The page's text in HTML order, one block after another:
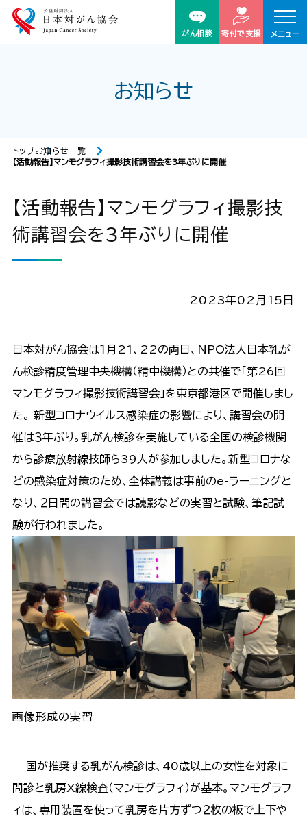
がん相談 寄付で支援 メニュー
お知らせ
トップお知らせ一覧
【活動報告】マンモグラフィ撮影技術講習会を3年ぶりに開催
【活動報告】マンモグラフィ撮影技
術講習会を3年ぶりに開催
2023年02月15日
日本対がん協会は１月21、22の両日、NPO法人日本乳が
ん検診精度管理中央機構（精中機構）との共催で「第26回
マンモグラフィ撮影技術講習会」を東京都港区で開催しまし
た。 新型コロナウイルス感染症の影響により、講習会の開
催は３年ぶり。乳がん検診を実施している全国の検診機関
から診療放射線技師ら39人が参加しました。新型コロナな
どの感染症対策のため、全体講義は事前のe-ラーニングと
なり、２日間の講習会では読影などの実習と試験、筆記試
験が行われました。
画像形成の実習
国が推奨する乳がん検診は、40歳以上の女性を対象に
問診と乳房X線検査（マンモグラフィ）が基本。マンモグラフ
ィは、専用装置を使って乳房を片方ずつ２枚の板で上下や